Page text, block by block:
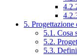
5. Progettazione
5.1. Cosa
5.2.
5.3.